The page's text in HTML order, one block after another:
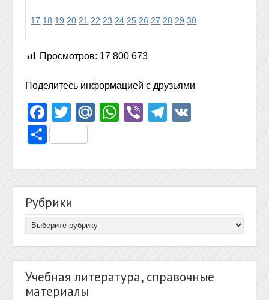
17 18 19 20 21 22 23 24 25 26 27 28 29 30
Просмотров: 17 800 673
Поделитесь информацией с друзьями
Facebook
TwitterMail.Ru
WhatsApp
ViberTelegram
Отправить
Рубрики
Учебная литература, справочные
материалы